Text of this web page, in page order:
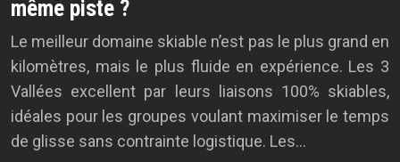
même piste ?
Le meilleur domaine skiable n’est pas le plus grand en
kilomètres, mais le plus fluide en expérience. Les 3
Vallées excellent par leurs liaisons 100% skiables,
idéales pour les groupes voulant maximiser le temps
de glisse sans contrainte logistique. Les…